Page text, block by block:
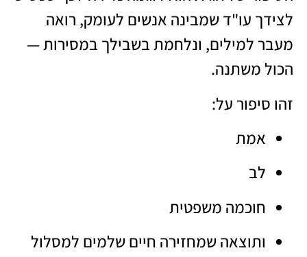
לצידך עו"ד שמבינה אנשים לעומק, רואה
מעבר למילים, ונלחמת בשבילך במסירות —
הכול משתנה.
זהו סיפור על:
אמת
לב
חוכמה משפטית
ותוצאה שמחזירה חיים שלמים למסלול